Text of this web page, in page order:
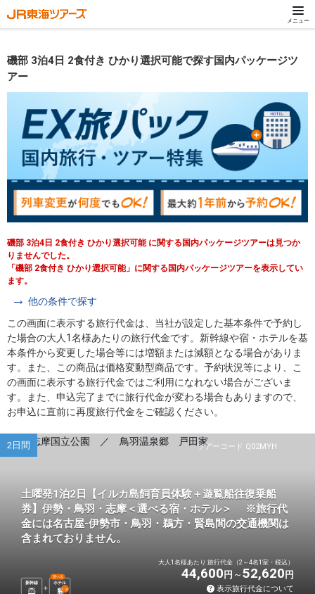
メニュー
磯部 3泊4日 2食付き ひかり選択可能で探す国内パッケージツ
アー
磯部 3泊4日 2食付き ひかり選択可能 に関する国内パッケージツアーは見つか
りませんでした。
「磯部 2食付き ひかり選択可能」に関する国内パッケージツアーを表示してい
ます。
他の条件で探す
この画面に表示する旅行代金は、当社が設定した基本条件で予約し
た場合の大人1名様あたりの旅行代金です。新幹線や宿・ホテルを基
本条件から変更した場合等には増額または減額となる場合がありま
す。また、この商品は価格変動型商品です。予約状況等により、こ
の画面に表示する旅行代金ではご利用になれない場合がございま
す。また、申込完了までに旅行代金が変わる場合もありますので、
お申込に直前に再度旅行代金をご確認ください。
ツアーコード Q02MYH
2日間
土曜発1泊2日【イルカ島飼育員体験＋遊覧船往復乗船
券】伊勢・鳥羽・志摩＜選べる宿・ホテル＞ ※旅行代
金には名古屋-伊勢市・鳥羽・鵜方・賢島間の交通機関は
含まれておりません。
新幹線 ホテル
選べる
1 泊
大人1名様あたり 旅行代金（2～4名1室・税込）
44,600 円 52,620 円
表示旅行代金について